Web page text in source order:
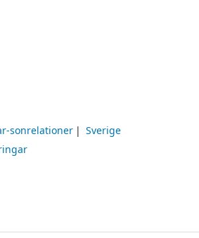
sonrelationer
Sverige